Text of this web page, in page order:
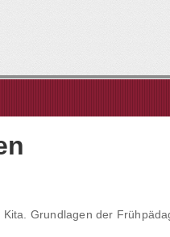
Kita. Grundlagen der